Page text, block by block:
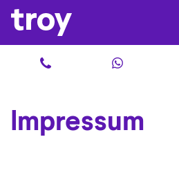
Impressum